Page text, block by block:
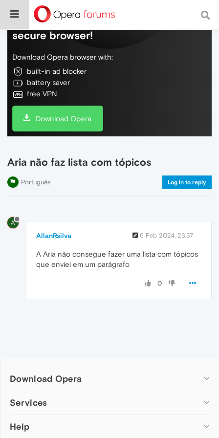
Do more on the web, with a fast and
secure browser!
Download Opera browser with:
built-in ad blocker
battery saver
free VPN
Download Opera
Aria não faz lista com tópicos
Português Log in to reply
A
AllanRsilva 6 Feb 2024, 23:37
A Aria não consegue fazer uma lista com tópicos
que enviei em um parágrafo
0
Download Opera
Computer browsers
Opera for Mac
Services
Add-ons
Help